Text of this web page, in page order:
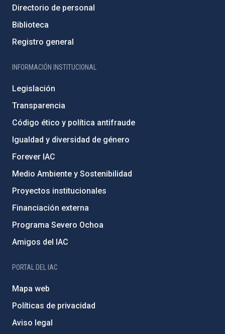
Directorio de personal
Biblioteca
Registro general
INFORMACIÓN INSTITUCIONAL
Legislación
Transparencia
Código ético y política antifraude
Igualdad y diversidad de género
Forever IAC
Medio Ambiente y Sostenibilidad
Proyectos institucionales
Financiación externa
Programa Severo Ochoa
Amigos del IAC
PORTAL DEL IAC
Mapa web
Políticas de privacidad
Aviso legal